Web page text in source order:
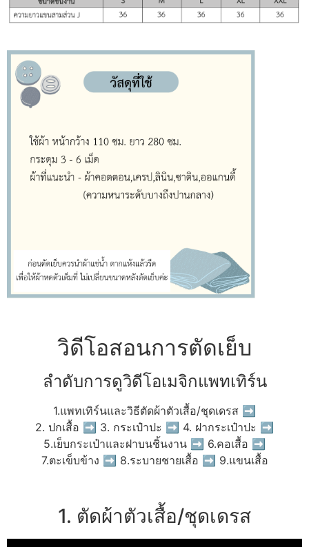
วิดีโอสอนการตัดเย็บ
ลำดับการดูวิดีโอเมจิกแพทเทิร์น
1.แพทเทิร์นและวิธีตัดผ้าตัวเสื้อ/ชุดเดรส ➡
2. ปกเสื้อ ➡ 3. กระเป๋าปะ ➡ 4. ฝากระเป๋าปะ ➡
5.เย็บกระเป๋าและฝาบนชิ้นงาน ➡ 6.คอเสื้อ ➡
7.ตะเข็บข้าง ➡ 8.ระบายชายเสื้อ ➡ 9.แขนเสื้อ
1. ตัดผ้าตัวเสื้อ/ชุดเดรส